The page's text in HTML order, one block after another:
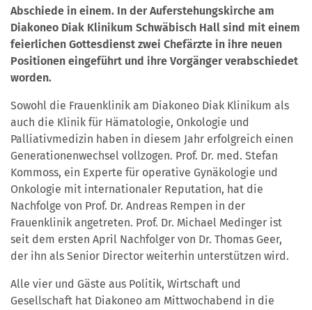
Abschiede in einem. In der Auferstehungskirche am
Diakoneo Diak Klinikum Schwäbisch Hall sind mit einem
feierlichen Gottesdienst zwei Chefärzte in ihre neuen
Positionen eingeführt und ihre Vorgänger verabschiedet
worden.
Sowohl die Frauenklinik am Diakoneo Diak Klinikum als
auch die Klinik für Hämatologie, Onkologie und
Palliativmedizin haben in diesem Jahr erfolgreich einen
Generationenwechsel vollzogen. Prof. Dr. med. Stefan
Kommoss, ein Experte für operative Gynäkologie und
Onkologie mit internationaler Reputation, hat die
Nachfolge von Prof. Dr. Andreas Rempen in der
Frauenklinik angetreten. Prof. Dr. Michael Medinger ist
seit dem ersten April Nachfolger von Dr. Thomas Geer,
der ihn als Senior Director weiterhin unterstützen wird.
Alle vier und Gäste aus Politik, Wirtschaft und
Gesellschaft hat Diakoneo am Mittwochabend in die